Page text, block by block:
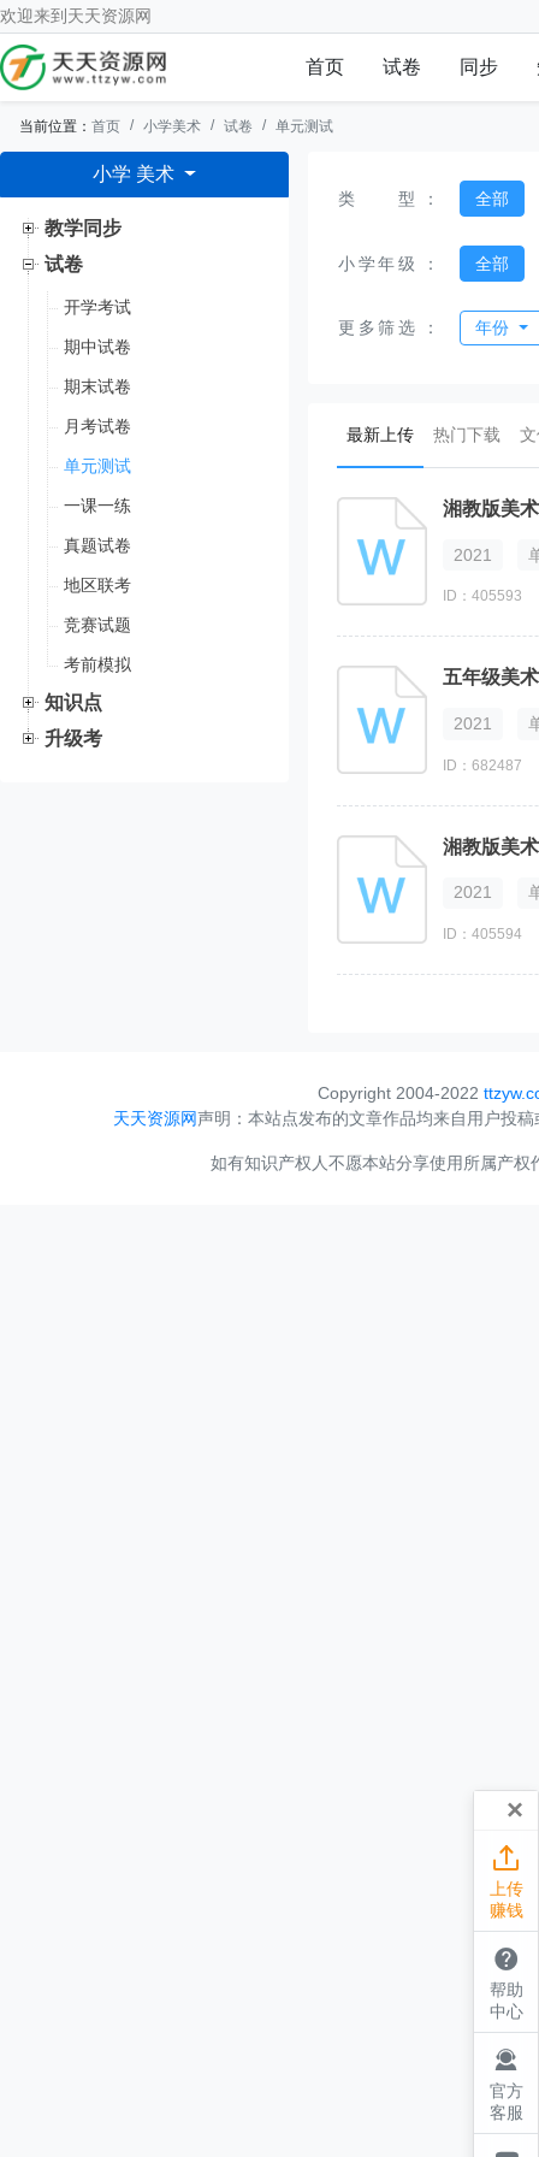
欢迎来到 天天资源网
首页 试卷 同步
当前位置： 首页 小学美术 试卷 单元测试
小学 美术
教学同步
试卷
开学考试
期中试卷
期末试卷
月考试卷
单元测试
一课一练
真题试卷
地区联考
竞赛试题
考前模拟
知识点
升级考
类型 ： 全部
小学年级 ： 全部
更多筛选 ： 年份
最新上传(current)
热门下载
湘教版美
2021
ID：405593
五年级美
2021
ID：682487
湘教版美
2021
ID：405594
Copyright 2004-2022
天天资源网声明：本站点发布的文章作品均来自用户投
如有知识产权人不愿本站分享使用所属产
×

上传
赚钱

帮助
中心

官方
客服